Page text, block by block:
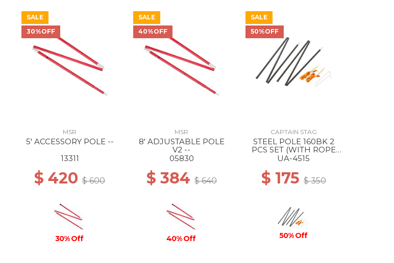
SALE
30%OFF
MSR
5' ACCESSORY POLE --
13311
$ 420$ 600
30% Off
SALE
40%OFF
MSR
8' ADJUSTABLE POLE
V2 --
05830
$ 384 $ 640
40% Off
SALE
50%OFF
CAPTAIN STAG
STEEL POLE 160BK 2
PCS SET (WITH ROPE
AND PEG) --
UA-4515
$ 175 $ 350
50% Off